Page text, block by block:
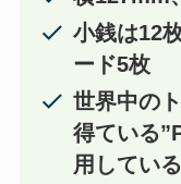
小銭は12
ード5枚
世界中の
得ている
用している